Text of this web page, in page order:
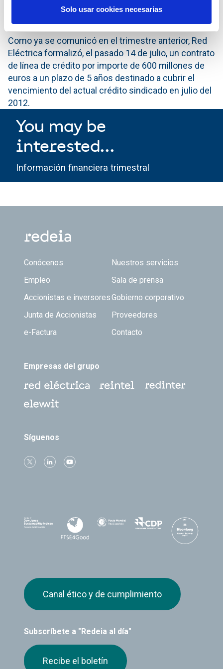
Solo usar cookies necesarias
Como ya se comunicó en el trimestre anterior, Red
Eléctrica formalizó, el pasado 14 de julio, un contrato
de línea de crédito por importe de 600 millones de
euros a un plazo de 5 años destinado a cubrir el
vencimiento del actual crédito sindicado en julio del
2012.
You may be
interested...
Información financiera trimestral
Footer TOP
Conócenos
Nuestros servicios
Empleo
Sala de prensa
Accionistas e inversoresGobierno corporativo
Junta de Accionistas
Proveedores
e-Factura
Contacto
Empresas del grupo
Síguenos
Subscríbete a "Redeia al día"
Recibe el boletín
Canal ético y de cumplimiento